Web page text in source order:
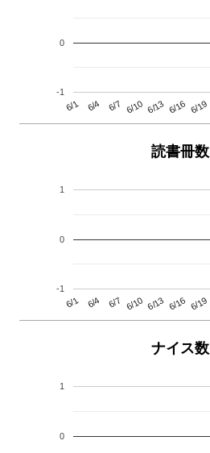
6/1 6/4 6/7 6/10 6/13 6/16 6/19
-1
0
読書冊数
6/1 6/4 6/7 6/10 6/13 6/16 6/19
-1
0
1
ナイス数
0
1